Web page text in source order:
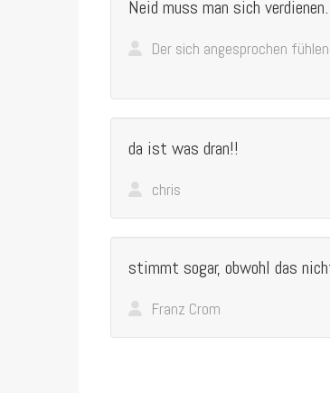
Neid muss man sich
Der sich angesprochen
da ist was dran!!
chris
stimmt sogar, obwohl das
Franz Crom